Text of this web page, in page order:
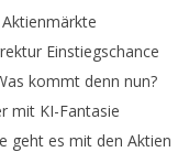
Einstiegschance
kommt denn nun?
mit KI-Fantasie
geht es mit den Aktien